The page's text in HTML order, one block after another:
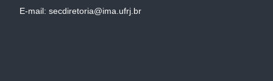
E-mail: secdiretoria@ima.ufrj.br